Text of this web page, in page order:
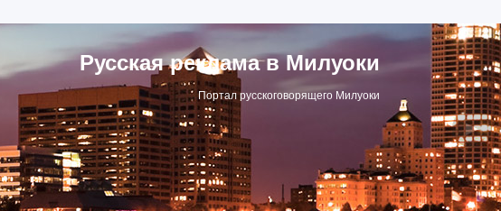
Русская реклама в Милуоки
Портал русскоговорящего Милуоки
▶